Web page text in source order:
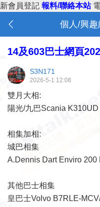
新會員登記 報料/聯絡本站
個人/興
14及603巴士網頁
S3N171
2026-5-1 12:08
雙月大相:
陽光/九巴Scania
相集加相:
城巴相集
A.Dennis Dart Enviro 200
其他巴士相集
皇巴士Volvo B7RLE-